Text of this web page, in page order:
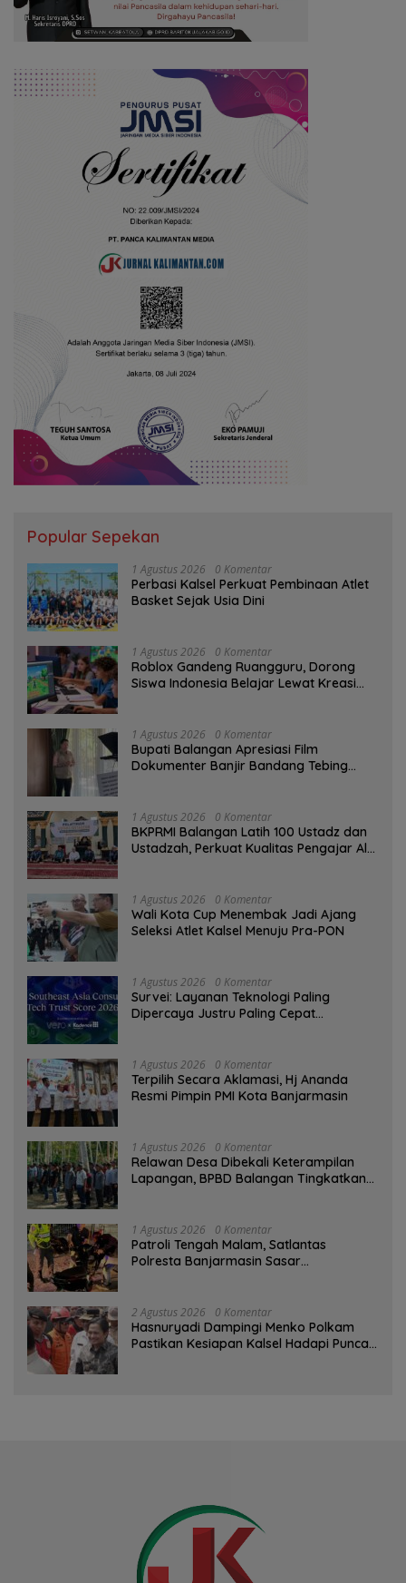
Popular Sepekan
1 Agustus 2026 0 Komentar
Perbasi Kalsel Perkuat Pembinaan Atlet
Basket Sejak Usia Dini
1 Agustus 2026 0 Komentar
Roblox Gandeng Ruangguru, Dorong
Siswa Indonesia Belajar Lewat Kreasi
1 Agustus 2026 0 Komentar
Bupati Balangan Apresiasi Film
Dokumenter Banjir Bandang Tebing
1 Agustus 2026 0 Komentar
BKPRMI Balangan Latih 100 Ustadz dan
Ustadzah, Perkuat Kualitas Pengajar Al-
1 Agustus 2026 0 Komentar
Wali Kota Cup Menembak Jadi Ajang
Seleksi Atlet Kalsel Menuju Pra-PON
1 Agustus 2026 0 Komentar
Survei: Layanan Teknologi Paling
Dipercaya Justru Paling Cepat
1 Agustus 2026 0 Komentar
‎Terpilih Secara Aklamasi, Hj Ananda
Resmi Pimpin PMI Kota Banjarmasin
1 Agustus 2026 0 Komentar
Relawan Desa Dibekali Keterampilan
Lapangan, BPBD Balangan Tingkatkan
1 Agustus 2026 0 Komentar
Patroli Tengah Malam, Satlantas
Polresta Banjarmasin Sasar
2 Agustus 2026 0 Komentar
Hasnuryadi Dampingi Menko Polkam
Pastikan Kesiapan Kalsel Hadapi Puncak